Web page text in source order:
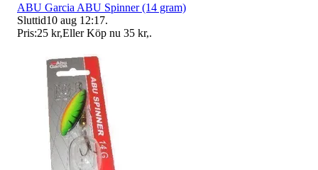
ABU Garcia ABU Spinner (14 gram)
Sluttid10 aug 12:17.
Pris:25 kr,Eller Köp nu 35 kr,.